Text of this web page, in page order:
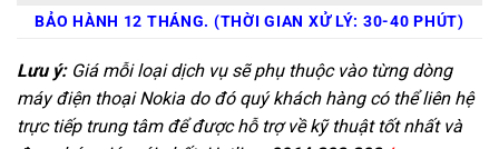
BẢO HÀNH 12 THÁNG. (THỜI GIAN XỬ LÝ: 30-40 PHÚT)
Lưu ý:Giá mỗi loại dịch vụ sẽ phụ thuộc vào từng dòng
máy điện thoại Nokia do đó quý khách hàng có thể liên hệ
trực tiếp trung tâm để được hỗ trợ về kỹ thuật tốt nhất và